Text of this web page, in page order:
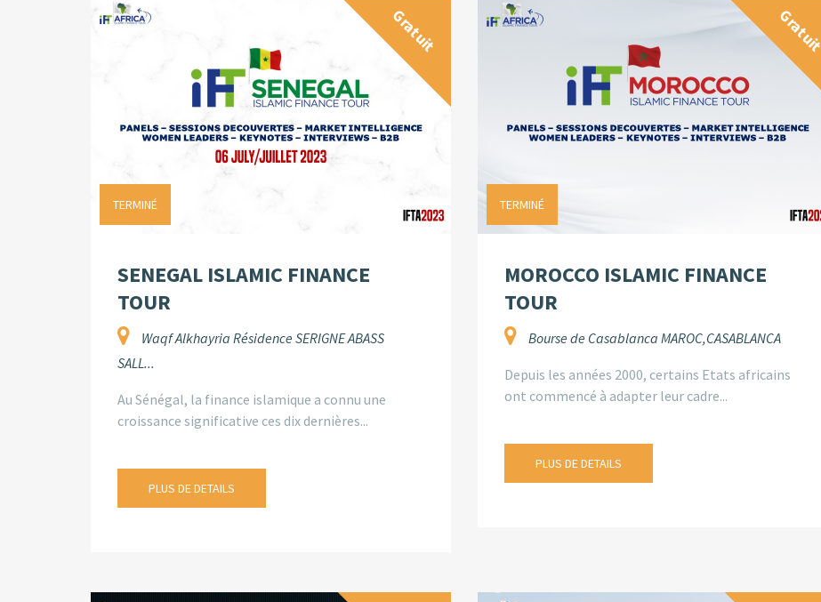
Gratuit
TERMINÉ
SENEGAL ISLAMIC FINANCE
TOUR
Waqf Alkhayria Résidence SERIGNE ABASS
SALL...
Au Sénégal, la finance islamique a connu une
croissance significative ces dix dernières...
PLUS DE DETAILS
Gratuit
TERMINÉ
MOROCCO ISLAMIC FINANCE
TOUR
Bourse de Casablanca MAROC,CASABLANCA
Depuis les années 2000, certains Etats africains
ont commencé à adapter leur cadre...
PLUS DE DETAILS